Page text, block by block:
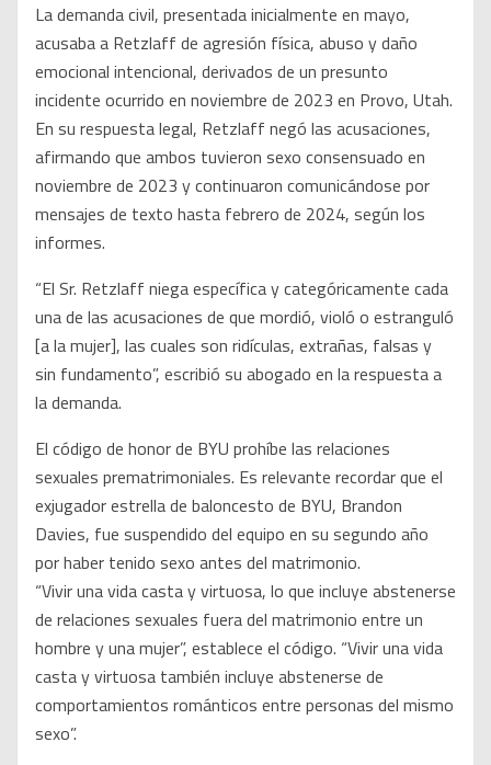
La demanda civil, presentada inicialmente en mayo,
acusaba a Retzlaff de agresión física, abuso y daño
emocional intencional, derivados de un presunto
incidente ocurrido en noviembre de 2023 en Provo, Utah.
En su respuesta legal, Retzlaff negó las acusaciones,
afirmando que ambos tuvieron sexo consensuado en
noviembre de 2023 y continuaron comunicándose por
mensajes de texto hasta febrero de 2024, según los
informes.
“El Sr. Retzlaff niega específica y categóricamente cada
una de las acusaciones de que mordió, violó o estranguló
[a la mujer], las cuales son ridículas, extrañas, falsas y
sin fundamento”, escribió su abogado en la respuesta a
la demanda.
El código de honor de BYU prohíbe las relaciones
sexuales prematrimoniales. Es relevante recordar que el
exjugador estrella de baloncesto de BYU, Brandon
Davies, fue suspendido del equipo en su segundo año
por haber tenido sexo antes del matrimonio.
“Vivir una vida casta y virtuosa, lo que incluye abstenerse
de relaciones sexuales fuera del matrimonio entre un
hombre y una mujer”, establece el código. “Vivir una vida
casta y virtuosa también incluye abstenerse de
comportamientos románticos entre personas del mismo
sexo”.